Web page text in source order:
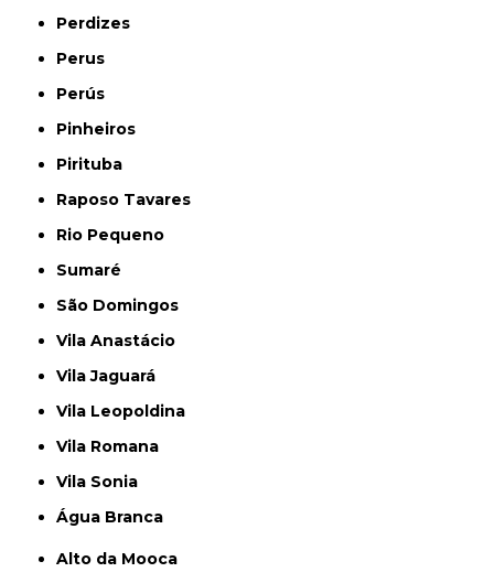
Perdizes
Perus
Perús
Pinheiros
Pirituba
Raposo Tavares
Rio Pequeno
Sumaré
São Domingos
Vila Anastácio
Vila Jaguará
Vila Leopoldina
Vila Romana
Vila Sonia
Água Branca
Alto da Mooca